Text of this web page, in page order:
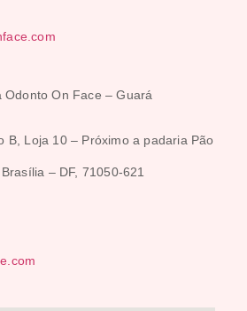
Odonto On Face – Guará
B, Loja 10 – Próximo a padaria Pão
– DF, 71050-621